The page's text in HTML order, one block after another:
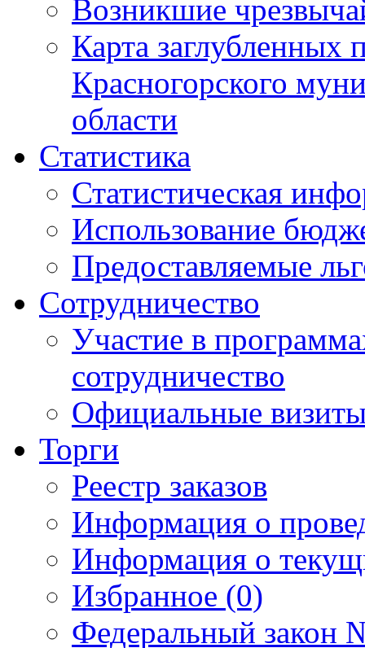
Возникшие
Карта
Красногорского
области
Статистика
Статистическая
Использование
Предоставляемые
Сотрудничество
Участие в
сотрудничество
Официальные
Торги
Реестр заказов
Информация о
Информация о
Избранное (0)
Федеральный закон